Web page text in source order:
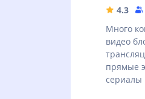
4.3
Много
видео
прямые
сериалы